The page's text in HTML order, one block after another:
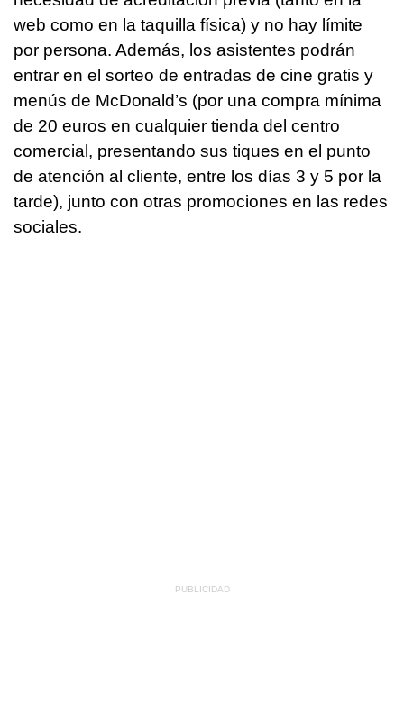
web como en la taquilla física) y no hay límite
por persona. Además, los asistentes podrán
entrar en el sorteo de entradas de cine gratis y
menús de McDonald’s (por una compra mínima
de 20 euros en cualquier tienda del centro
comercial, presentando sus tiques en el punto
de atención al cliente, entre los días 3 y 5 por la
tarde), junto con otras promociones en las redes
sociales.